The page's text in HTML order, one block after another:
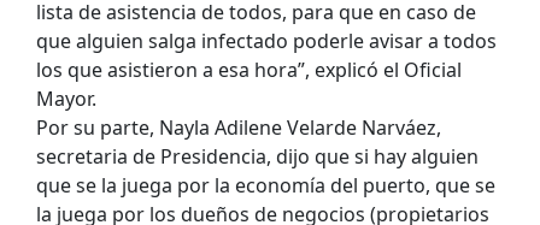
lista de asistencia de todos, para que en caso de
que alguien salga infectado poderle avisar a todos
los que asistieron a esa hora”, explicó el Oficial
Mayor.
Por su parte, Nayla Adilene Velarde Narváez,
secretaria de Presidencia, dijo que si hay alguien
que se la juega por la economía del puerto, que se
la juega por los dueños de negocios (propietarios